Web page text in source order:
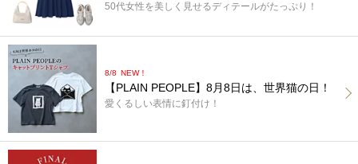
50代女性を美しく見せるディテールがたっぷり！
8/8 NEW！
【PLAIN PEOPLE】8月8日は、世界猫の日！
愛くるしい表情に釘付け！